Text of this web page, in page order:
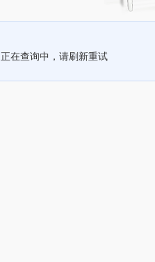
正在查询中，请刷新重试